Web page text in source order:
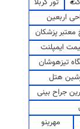
اربعین
پزشکان
ایمپلنت
تیزهوشان
هتل
جراح بینی
مهرینو